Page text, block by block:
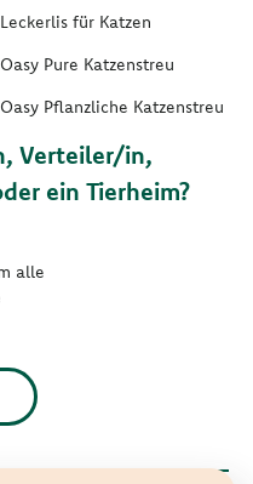
Leckerlis für Katzen
Oasy Pure Katzenstreu
Oasy Pflanzliche Katzenstreu
Verteiler/in,
ein Tierheim?
alle